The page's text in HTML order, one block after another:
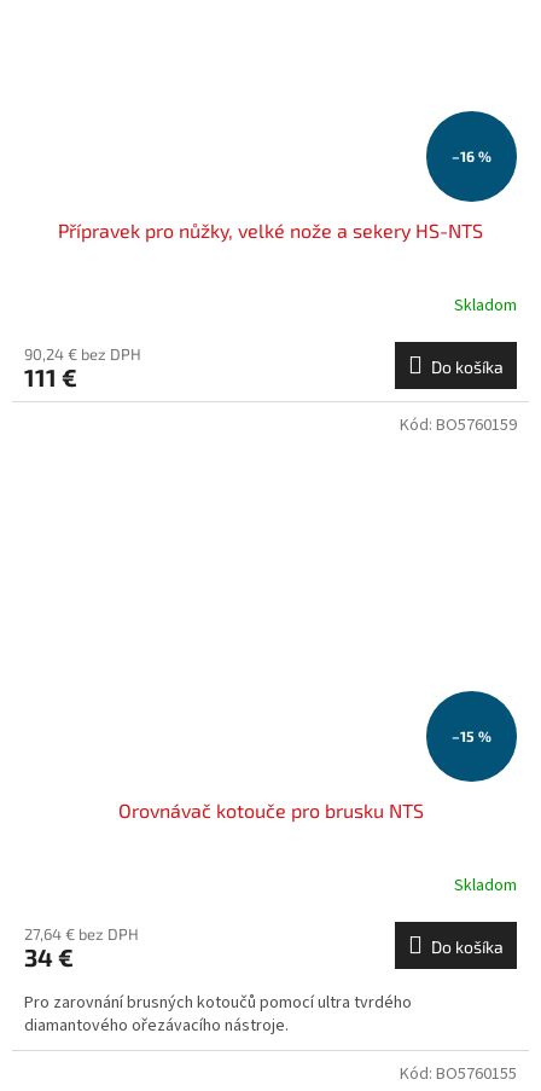
–16 %
Přípravek pro nůžky, velké nože a sekery HS-NTS
Skladom
90,24 € bez DPH
111 € Do košíka
–15 %
Orovnávač kotouče pro brusku NTS
Skladom
27,64 € bez DPH
34 € Do košíka
Pro zarovnání brusných kotoučů pomocí ultra tvrdého
diamantového ořezávacího nástroje.
Kód: BO5760159
Kód: BO5760155